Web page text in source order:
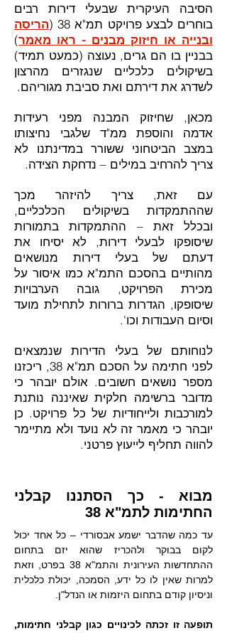
הסיבה העיקרית שבעלי דירות רבים
בוחרים לבצע פרויקט תמ"א 38 (
הריסה
ובנייה או חיזוק מבנים - ראו מאמר)
בבניין בו הם גרים, נעוצה (כמעט תמיד)
בשיקולים כלכליים שנגזרים מהרצון
לשדרג את דירתם ואת סביבת מגוריהם.
מכאן, שחיזוק המבנה מפני רעידות
אדמה והוספת ממ"ד שלגבי נחיצותו
במצב הביטחוני ששורר במדינתנו לא
צריך להרחיב במילים – נדחקת הצידה.
עם זאת, צריך להיזהר מכך
שההתמקדות בשיקולים הכלכליים,
ובכלל זאת – ההתמקדות בתמורות
שיסופקו לבעלי דירות, לא יסיחו את
דעתם של בעלי דירות מנושאים
מהותיים בהסכם התמ"א כמו איסור על
מכירת הפרויקט, גובה הערבויות
שיסופקו, הגדרות ברורות לתחילת מועד
וסיום העבודות וכו'.
לנוחותם של בעלי הדירות שנמצאים
לפני חתימה על הסכם תמ"א 38, ריכזנו
מספר נושאים חשובים. אולם יובהר כי
מדובר ברשימה חלקית שאיננה נותנת
למורכבות ולייחודיות של כל פרויקט. כן
יובהר כי מאמר זה לא נועד ולא מתיימר
להווה תחליף לייעוץ פרטני.
מבוא - כך הסתננו קבלני
החתימות לתמ"א 38
עד כמה שהדבר ישמע אבסורדי – כל אחד יכול
לקום בבוקר ולהכריז שהוא יזם בתחום
ההתחדשות העירונית והתמ"א 38 בפרט, וזאת
למרות שאין לו כל ידע, הסמכה, יכולת כלכלית
וניסיון קודם בתחום היזמות או הנדל"ן.
תופעה זו זכתה לכינויים כגון קבלני חתימות,